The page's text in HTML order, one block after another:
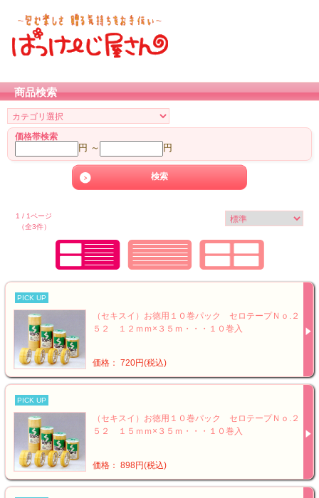
商品検索
価格帯検索
円 ～ 円
1 / 1ページ
（全3件）
PICK UP
（セキスイ）お徳用１０巻パック セロテープＮｏ.２
５２ １２ｍｍ×３５ｍ・・・１０巻入
価格： 720円(税込)
PICK UP
（セキスイ）お徳用１０巻パック セロテープＮｏ.２
５２ １５ｍｍ×３５ｍ・・・１０巻入
価格： 898円(税込)